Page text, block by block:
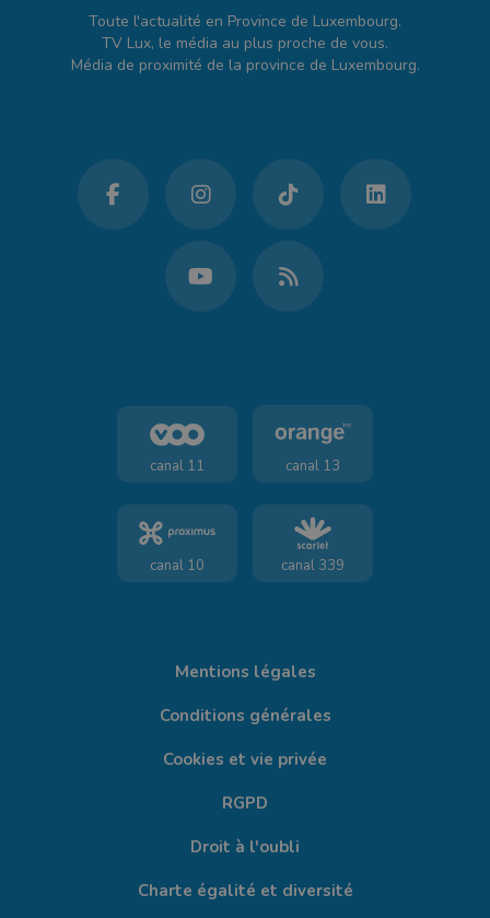
Toute l'actualité en Province de Luxembourg.
TV Lux, le média au plus proche de vous.
Média de proximité de la province de Luxembourg.
canal 11 canal 13
canal 10 canal 339
Mentions légales
Conditions générales
Cookies et vie privée
RGPD
Droit à l'oubli
Charte égalité et diversité